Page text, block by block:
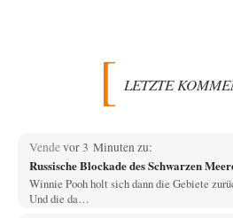
LETZTE
Vendevor 3 Minuten zu:
Russische Blockade des Schwarzen
Winnie Pooh holt sich dann die Gebiete
Und die da…